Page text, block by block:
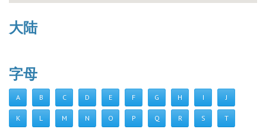
大陆
字母
A B C D E F G H I J
K L M N O P Q R S T